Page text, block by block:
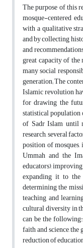
The purpose of this
mosque-centered
with a qualitative
and by collecting
and
great capacity of
many social
generation; The
Islamic revolution
for drawing the
statistical
of Sadr Islam until
research, several
position of
Ummah and the
educators),
expanding it to the
determining the
teaching and
cultural diversity in
can be the
faith and science,
reduction of